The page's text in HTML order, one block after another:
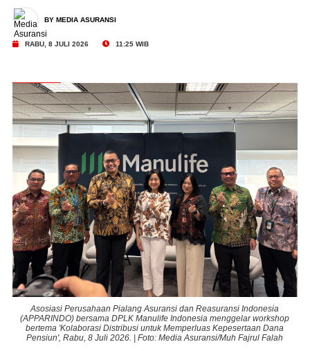
BY MEDIA ASURANSI
RABU, 8 JULI 2026 11:25 WIB
Asosiasi Perusahaan Pialang Asuransi dan Reasuransi Indonesia
(APPARINDO) bersama DPLK Manulife Indonesia menggelar workshop
bertema 'Kolaborasi Distribusi untuk Memperluas Kepesertaan Dana
Pensiun', Rabu, 8 Juli 2026. | Foto: Media Asuransi/Muh Fajrul Falah